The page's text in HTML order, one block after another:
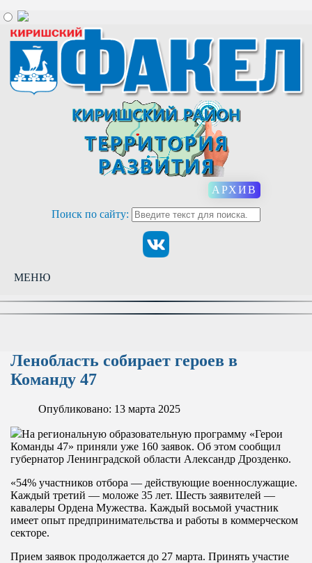
АРХИВ
Поиск по сайту:
МЕНЮ
Ленобласть собирает героев в
Команду 47
Опубликовано: 13 марта 2025
На региональную образовательную программу «Герои
Команды 47» приняли уже 160 заявок. Об этом сообщил
губернатор Ленинградской области Александр Дрозденко.
«54% участников отбора — действующие военнослужащие.
Каждый третий — моложе 35 лет. Шесть заявителей —
кавалеры Ордена Мужества. Каждый восьмой участник
имеет опыт предпринимательства и работы в коммерческом
секторе.
Прием заявок продолжается до 27 марта. Принять участие